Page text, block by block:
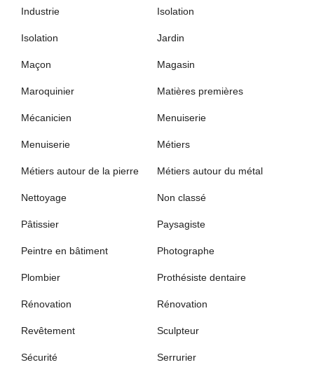
Industrie Isolation
Isolation Jardin
Maçon Magasin
Maroquinier Matières premières
Mécanicien Menuiserie
Menuiserie Métiers
Métiers autour de la pierre Métiers autour du métal
Nettoyage Non classé
Pâtissier Paysagiste
Peintre en bâtiment Photographe
Plombier Prothésiste dentaire
Rénovation Rénovation
Revêtement Sculpteur
Sécurité Serrurier